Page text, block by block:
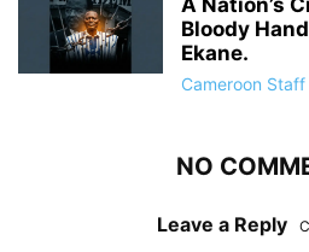
A Nation’s
Bloody
Ekane.
Cameroon
NO
Leave a Reply